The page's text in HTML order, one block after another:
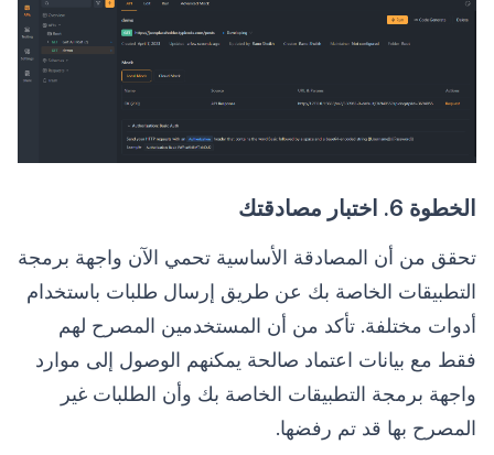
الخطوة 6. اختبار مصادقتك
تحقق من أن المصادقة الأساسية تحمي الآن واجهة برمجة
التطبيقات الخاصة بك عن طريق إرسال طلبات باستخدام
أدوات مختلفة. تأكد من أن المستخدمين المصرح لهم
فقط مع بيانات اعتماد صالحة يمكنهم الوصول إلى موارد
واجهة برمجة التطبيقات الخاصة بك وأن الطلبات غير
المصرح بها قد تم رفضها.